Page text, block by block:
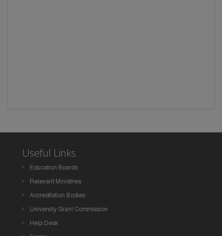
Useful Links
Education Boards
Relevant Ministries
Accreditation Bodies
University Grant Commission
Help Desk